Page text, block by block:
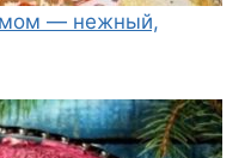
— нежный,